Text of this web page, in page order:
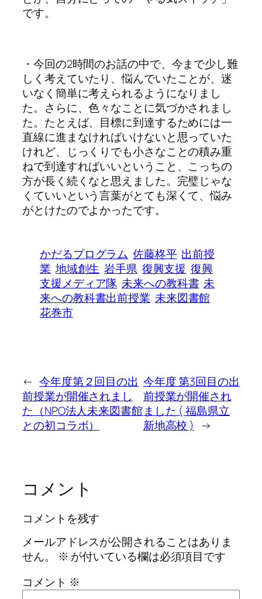
です。
・今回の2時間のお話の中で、今まで少し難
しく考えていたり、悩んでいたことが、迷
いなく簡単に考えられるようになりまし
た。さらに、色々なことに気づかされまし
た。たとえば、目標に到達するためには一
直線に進まなければいけないと思っていた
けれど、じっくりでも小さなことの積み重
ねで到達すればいいということ、こっちの
方が長く続くなと思えました。完璧じゃな
くていいという言葉がとても深くて、悩み
がとけたのでよかったです。
かだるプログラム 佐藤柊平 出前授
業 地域創生 岩手県 復興支援 復興
支援メディア隊 未来への教科書 未
来への教科書出前授業 未来図書館
花巻市
← 今年度第２回目の出
前授業が開催されまし
た（NPO法人未来図書館
との初コラボ）
今年度 第3回目の出
前授業が開催され
ました ( 福島県立
新地高校 ) →
コメント
コメントを残す
メールアドレスが公開されることはありま
せん。
※ が付いている欄は必須項目です
コメント ※